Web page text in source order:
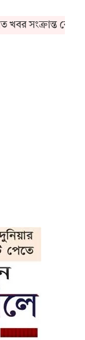
খবর সংক্রান্ত